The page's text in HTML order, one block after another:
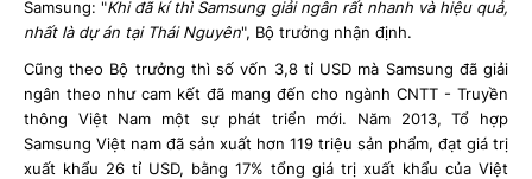
Samsung: "Khi đã kí thì Samsung giải ngân rất nhanh và hiệu quả,
nhất là dự án tại Thái Nguyên", Bộ trưởng nhận định.
Cũng theo Bộ trưởng thì số vốn 3,8 tỉ USD mà Samsung đã giải
ngân theo như cam kết đã mang đến cho ngành CNTT - Truyền
thông Việt Nam một sự phát triển mới. Năm 2013, Tổ hợp
Samsung Việt nam đã sản xuất hơn 119 triệu sản phẩm, đạt giá trị
xuất khẩu 26 tỉ USD, bằng 17% tổng giá trị xuất khẩu của Việt